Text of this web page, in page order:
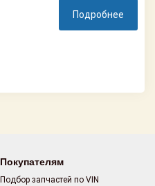
Подробнее
Покупателям
Подбор запчастей по VIN